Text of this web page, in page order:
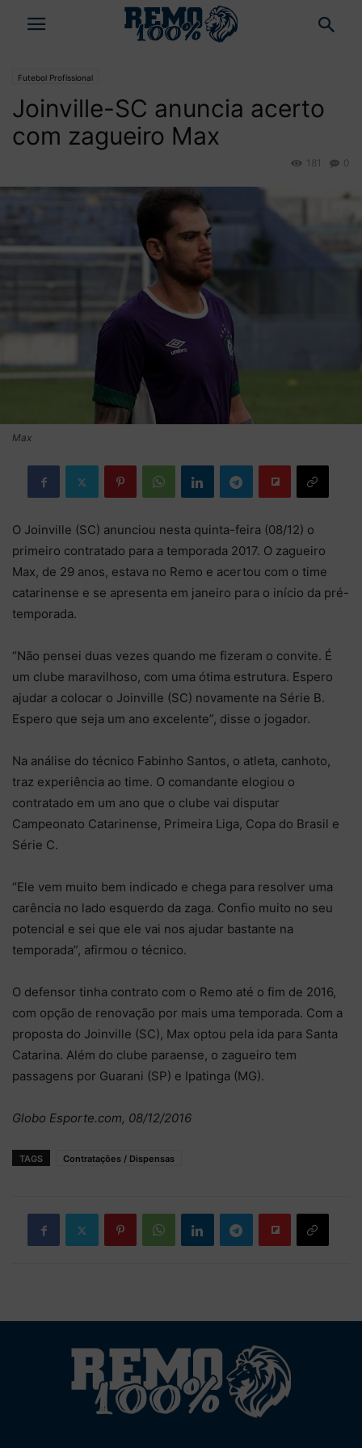
Futebol Profissional
Joinville-SC anuncia acerto
com zagueiro Max
0
181
Max
O Joinville (SC) anunciou nesta quinta-feira (08/12) o
primeiro contratado para a temporada 2017. O zagueiro
Max, de 29 anos, estava no Remo e acertou com o time
catarinense e se apresenta em janeiro para o início da pré-
temporada.
“Não pensei duas vezes quando me fizeram o convite. É
um clube maravilhoso, com uma ótima estrutura. Espero
ajudar a colocar o Joinville (SC) novamente na Série B.
Espero que seja um ano excelente”, disse o jogador.
Na análise do técnico Fabinho Santos, o atleta, canhoto,
traz experiência ao time. O comandante elogiou o
contratado em um ano que o clube vai disputar
Campeonato Catarinense, Primeira Liga, Copa do Brasil e
Série C.
“Ele vem muito bem indicado e chega para resolver uma
carência no lado esquerdo da zaga. Confio muito no seu
potencial e sei que ele vai nos ajudar bastante na
temporada”, afirmou o técnico.
O defensor tinha contrato com o Remo até o fim de 2016,
com opção de renovação por mais uma temporada. Com a
proposta do Joinville (SC), Max optou pela ida para Santa
Catarina. Além do clube paraense, o zagueiro tem
passagens por Guarani (SP) e Ipatinga (MG).
Globo Esporte.com, 08/12/2016
TAGS Contratações / Dispensas